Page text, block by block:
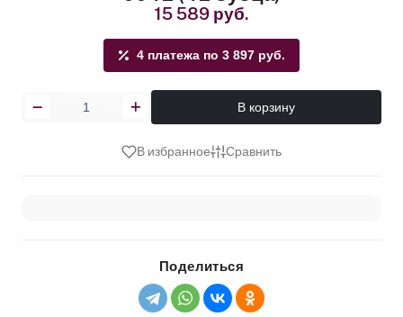
15 589 руб.
4 платежа по 3 897 руб.
В корзину
В избранное Сравнить
Поделиться